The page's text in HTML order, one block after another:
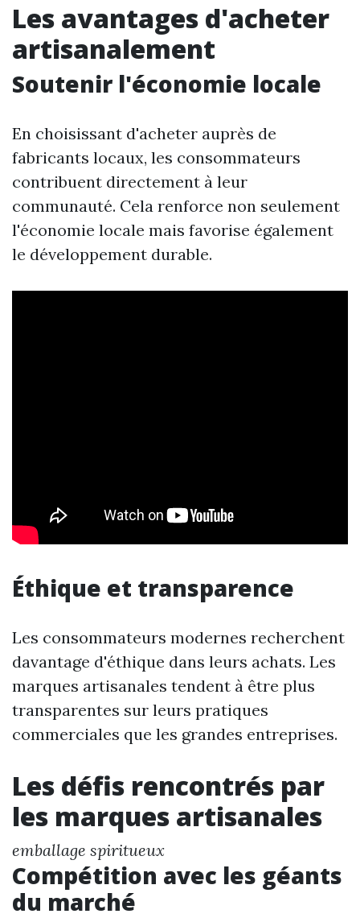
Les avantages d'acheter
artisanalement
Soutenir l'économie locale
En choisissant d'acheter auprès de
fabricants locaux, les consommateurs
contribuent directement à leur
communauté. Cela renforce non seulement
l'économie locale mais favorise également
le développement durable.
Éthique et transparence
Les consommateurs modernes recherchent
davantage d'éthique dans leurs achats. Les
marques artisanales tendent à être plus
transparentes sur leurs pratiques
commerciales que les grandes entreprises.
Les défis rencontrés par
les marques artisanales
emballage spiritueux
Compétition avec les géants
du marché